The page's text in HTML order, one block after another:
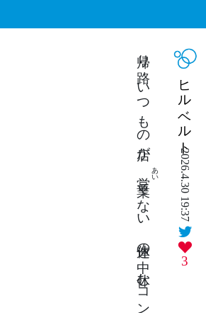
ヒルベルト
2026.4.30 19:37
3
帰り路 いつもの店が
あい
てない 連休の中 休むコンビニ？